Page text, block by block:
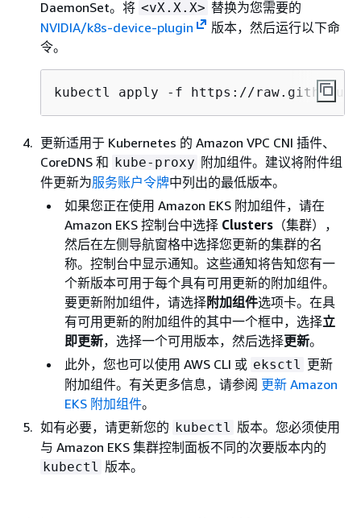
DaemonSet。将 <vX.X.X> 替换为您需要的
NVIDIA/k8s-device-plugin
版本，然后运行以下命
令。
kubectl apply -f https://
更新适用于 Kubernetes 的 Amazon VPC CNI 插件、
CoreDNS 和 kube-proxy 附加组件。建议将附件组
件更新为服务账户令牌中列出的最低版本。
如果您正在使用 Amazon EKS 附加组件，请在
Amazon EKS 控制台中选择 Clusters （集群），
然后在左侧导航窗格中选择您更新的集群的名
称。控制台中显示通知。这些通知将告知您有一
个新版本可用于每个具有可用更新的附加组件。
要更新附加组件，请选择附加组件选项卡。在具
有可用更新的附加组件的其中一个框中，选择立
即更新，选择一个可用版本，然后选择更新。
此外，您也可以使用 AWS CLI 或 eksctl 更新
附加组件。有关更多信息，请参阅 更新 Amazon
EKS 附加组件。
如有必要，请更新您的 kubectl 版本。您必须使用
与 Amazon EKS 集群控制面板不同的次要版本内的
kubectl 版本。